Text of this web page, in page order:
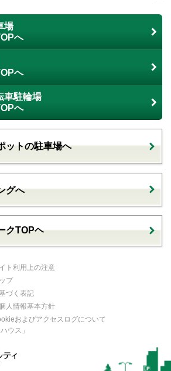
場
へ
へ
車駐輪場
へ
ットの駐車場へ
グへ
クTOPヘ
ト利用上の注意
プ
づく表記
人情報基本方針
およびアクセスログについて
ウス」